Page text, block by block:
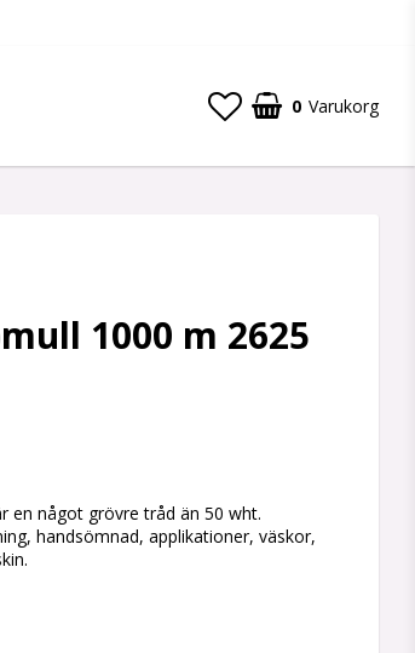
0 Varukorg
1000 m 2625
en något grövre tråd än 50 wht.
handsömnad, applikationer, väskor,